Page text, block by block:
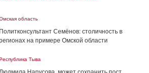
область
Политконсультант Семёнов: столичность в
на примере Омской области
Тыва